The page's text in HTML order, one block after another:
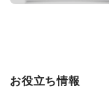
お役立ち情報